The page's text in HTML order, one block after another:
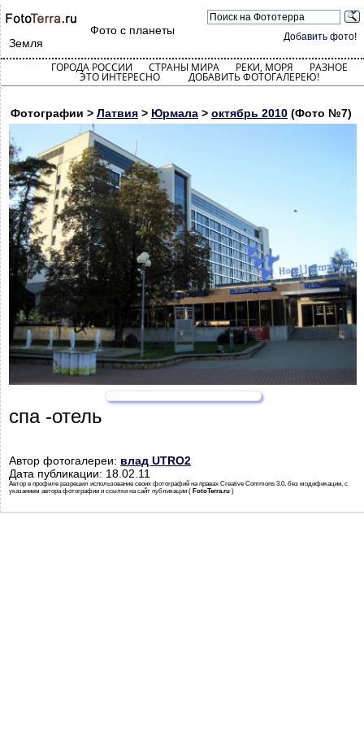
Добавить фото!
Фото с планеты
Земля
ГОРОДА РОССИИ СТРАНЫ МИРА РЕКИ, МОРЯ РАЗНОЕ
ЭТО ИНТЕРЕСНО ДОБАВИТЬ ФОТОГАЛЕРЕЮ!
Фотографии > Латвия > Юрмала > октябрь 2010 (Фото №7)
спа -отель
Автор фотогалереи: влад UTRO2
Дата публикации: 18.02.11
Автор в профиле разрешил использование своих фотографий на правах Creative Commons 3.0, без модификации, с
указанием автора фотографии и ссылки на сайт публикации ( FotoTerra.ru )